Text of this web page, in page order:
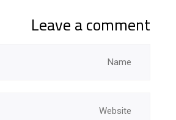
Leave a comment